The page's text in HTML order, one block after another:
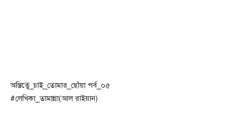
অস্তিত্বে_চাই_তোমার_ছোঁয়া পর্ব_০৫
#লেখিকা_তামান্না(আল রাইয়ান)